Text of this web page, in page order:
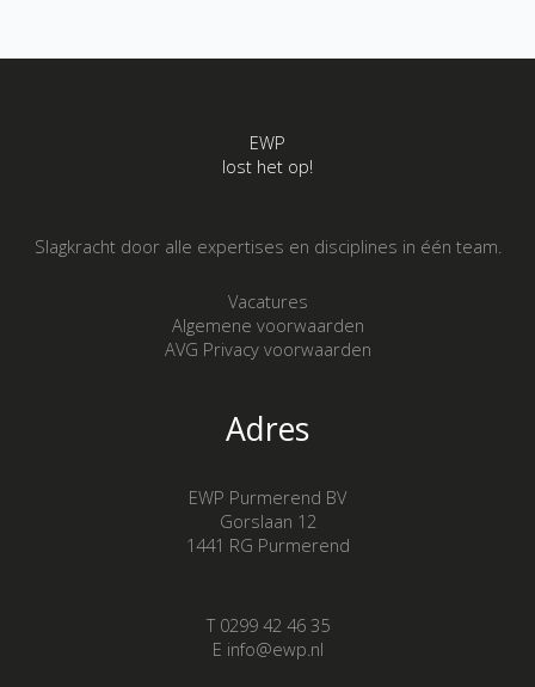
EWP
lost het op!
Slagkracht door alle expertises en disciplines in één team.
Vacatures
Algemene voorwaarden
AVG Privacy voorwaarden
Adres
EWP Purmerend BV
Gorslaan 12
1441 RG Purmerend
T 0299 42 46 35
E info@ewp.nl